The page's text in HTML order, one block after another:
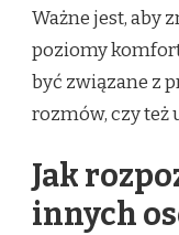
Ważne jest, aby
poziomy
być związane z
rozmów, czy też
Jak
innych